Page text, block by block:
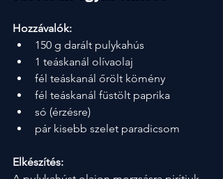
Hozzávalók:
150 g darált pulykahús
1 teáskanál olívaolaj
fél teáskanál őrölt kömény
fél teáskanál füstölt paprika
só (érzésre)
pár kisebb szelet paradicsom
Elkészítés: